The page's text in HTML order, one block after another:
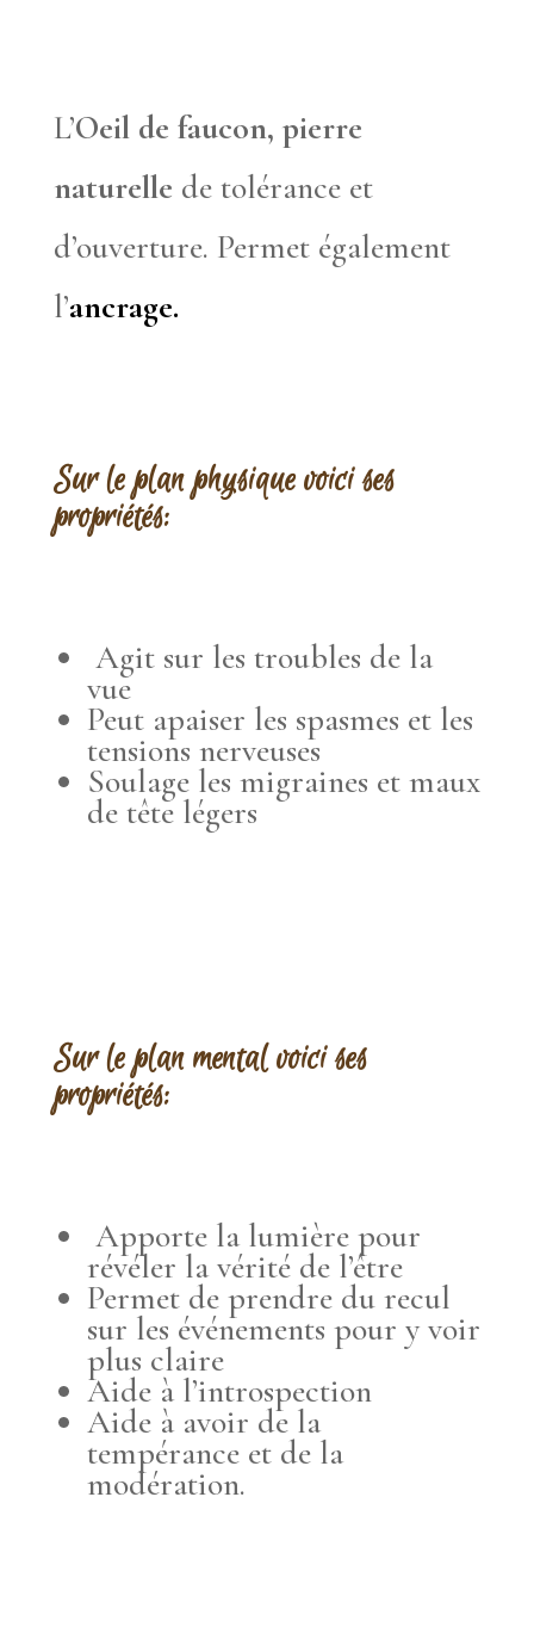
L’Oeil de faucon, pierre
naturelle de tolérance et
d’ouverture. Permet également
l’ancrage.
Sur le plan physique voici ses
propriétés:
Agit sur les troubles de la
vue
Peut apaiser les spasmes et les
tensions nerveuses
Soulage les migraines et maux
de tête légers
Sur le plan mental voici ses
propriétés:
Apporte la lumière pour
révéler la vérité de l’être
Permet de prendre du recul
sur les événements pour y voir
plus claire
Aide à l’introspection
Aide à avoir de la
tempérance et de la
modération.